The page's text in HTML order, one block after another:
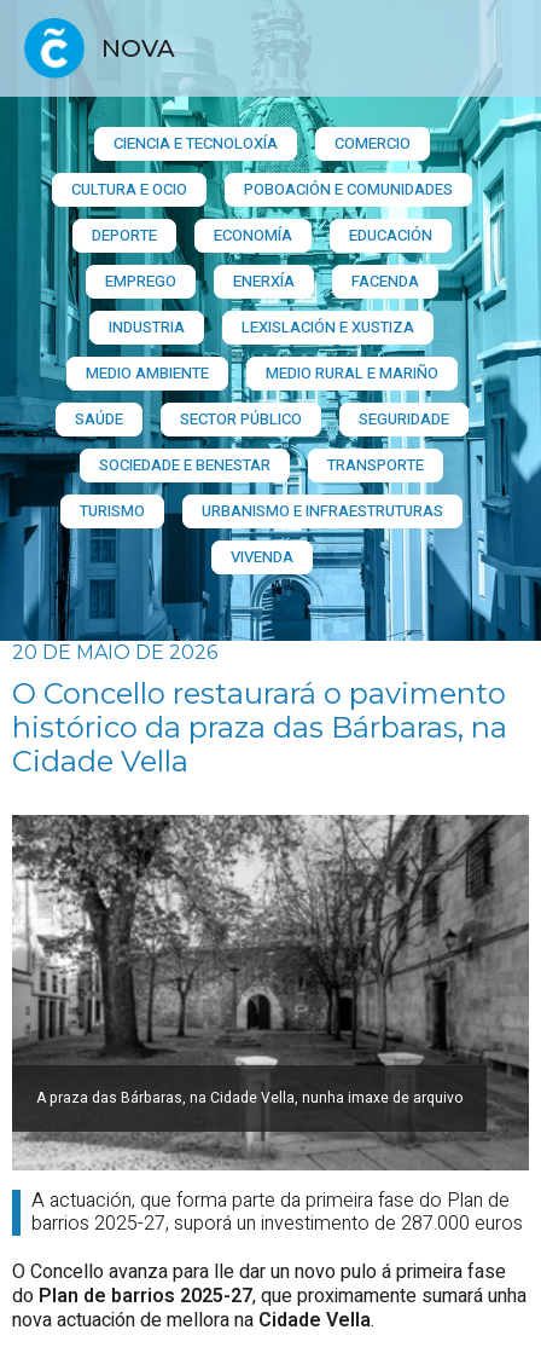
NOVA
CIENCIA E TECNOLOXÍA
COMERCIO
CULTURA E OCIO
POBOACIÓN E COMUNIDADES
DEPORTE
ECONOMÍA
EDUCACIÓN
EMPREGO
ENERXÍA
FACENDA
INDUSTRIA
LEXISLACIÓN E XUSTIZA
MEDIO AMBIENTE
MEDIO RURAL E MARIÑO
SAÚDE
SECTOR PÚBLICO
SEGURIDADE
SOCIEDADE E BENESTAR
TRANSPORTE
TURISMO
URBANISMO E INFRAESTRUTURAS
VIVENDA
20 DE MAIO DE 2026
O Concello restaurará o pavimento
histórico da praza das Bárbaras, na
Cidade Vella
A praza das Bárbaras, na Cidade Vella, nunha imaxe de arquivo
A actuación, que forma parte da primeira fase do Plan de
barrios 2025-27, suporá un investimento de 287.000 euros
O Concello avanza para lle dar un novo pulo á primeira fase
do Plan de barrios 2025-27, que proximamente sumará unha
nova actuación de mellora na Cidade Vella.